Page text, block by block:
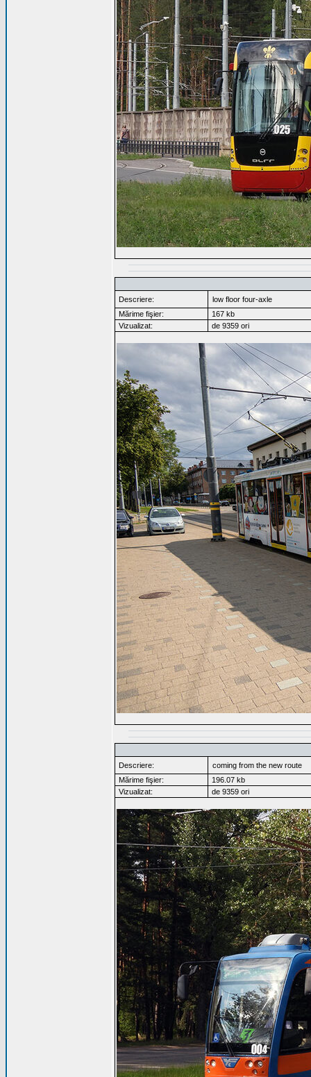
Descriere:
low floor four-axle
Mărime fişier:
167 kb
Vizualizat:
de 9359 ori
Descriere:
coming from the new route
Mărime fişier:
196.07 kb
Vizualizat:
de 9359 ori